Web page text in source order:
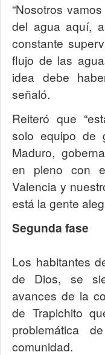
“Nosotros
del agua aquí,
constante
flujo de las
idea debe
señaló.
Reiteró que
solo equipo de
Maduro,
en pleno con
Valencia y
está la gente
Segunda fase
Los habitantes
de Dios, se
avances de la
de Trapichito
problemática
comunidad.